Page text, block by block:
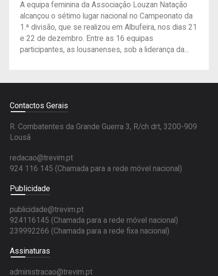
A equipa feminina da Associação Louzan Natação
alcançou o sétimo lugar nacional no Campeonato da
1.ª divisão, que se realizou em Albufeira, nos dias 21
e 22 de dezembro. Entre as 16 equipas
participantes, as lousanenses, sob a liderança da...
Contactos Gerais
R. Combatentes da Grande Guerra 3, R/ch drt, 3200-909
Lousã
redacao@trevim.pt
924 116 145 (Chamada para a rede móvel nacional)
Publicidade
publicidade@trevim.pt
924116145 (Chamada para a rede móvel nacional)
239992266 (Chamada para a rede fixa nacional)
Assinaturas
administracao@trevim.pt